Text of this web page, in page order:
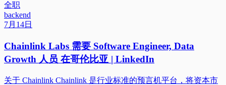
全职
backend
7月14日
Chainlink Labs 需要 Software Engineer, Data
Growth 人员 在哥伦比亚 | LinkedIn
关于 Chainlink Chainlink 是行业标准的预言机平台，将资本市